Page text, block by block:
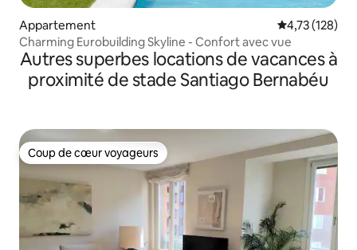
Appartement Évaluation
4,73 (128)
Charming Eurobuilding Skyline - Confort avec vue
Autres superbes locations de vacances à
proximité de stade Santiago Bernabéu
Coup de cœur voyageurs
Coup de cœur voyageurs